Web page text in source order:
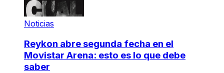
Noticias
Reykon abre segunda fecha en el
Movistar Arena: esto es lo que debe
saber